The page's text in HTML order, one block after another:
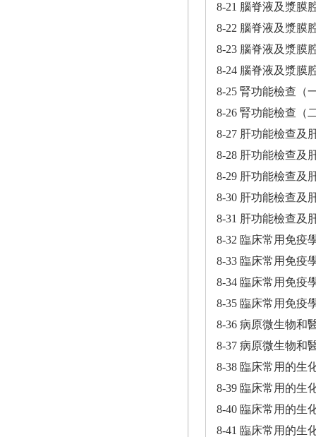
8-21 腦脊液及漿膜
8-22 腦脊液及漿膜
8-23 腦脊液及漿膜
8-24 腦脊液及漿膜
8-25 腎功能檢查（
8-26 腎功能檢查（
8-27 肝功能檢查及
8-28 肝功能檢查及
8-29 肝功能檢查及
8-30 肝功能檢查及
8-31 肝功能檢查及
8-32 臨床常用免疫
8-33 臨床常用免疫
8-34 臨床常用免疫
8-35 臨床常用免疫
8-36 病原微生物和
8-37 病原微生物和
8-38 臨床常用的生
8-39 臨床常用的生
8-40 臨床常用的生
8-41 臨床常用的生